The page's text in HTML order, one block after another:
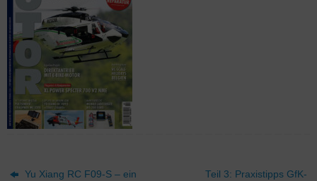
Yu Xiang RC F09-S – ein
Teil 3: Praxistipps GfK-